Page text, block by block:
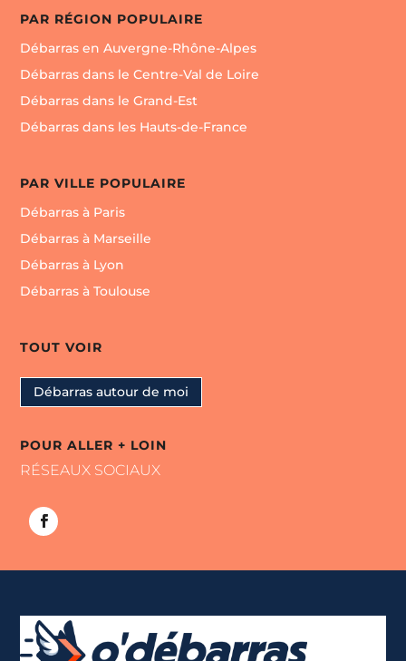
PAR RÉGION POPULAIRE
Débarras en Auvergne-Rhône-Alpes
Débarras dans le Centre-Val de Loire
Débarras dans le Grand-Est
Débarras dans les Hauts-de-France
PAR VILLE POPULAIRE
Débarras à Paris
Débarras à Marseille
Débarras à Lyon
Débarras à Toulouse
TOUT VOIR
Débarras autour de moi
POUR ALLER + LOIN
RÉSEAUX SOCIAUX